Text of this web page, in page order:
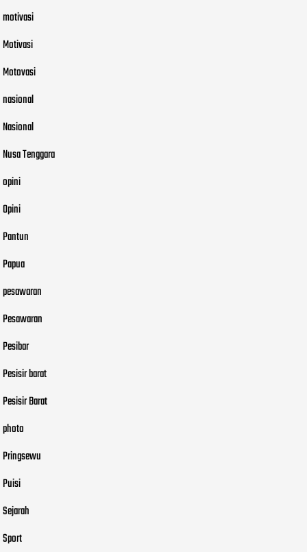
motivasi
Motivasi
Motovasi
nasional
Nasional
Nusa Tenggara
opini
Opini
Pantun
Papua
pesawaran
Pesawaran
Pesibar
Pesisir barat
Pesisir Barat
photo
Pringsewu
Puisi
Sejarah
Sport